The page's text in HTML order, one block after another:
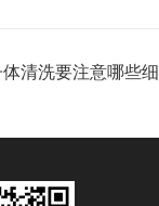
清洗要注意哪些